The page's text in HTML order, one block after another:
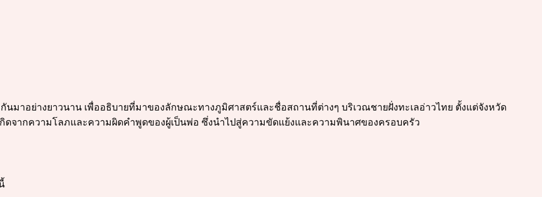
กันมาอย่างยาวนาน เพื่ออธิบายที่มาของลักษณะทางภูมิศาสตร์และชื่อสถานที่ต่างๆ บริเวณชายฝั่งทะเลอ่าวไทย ตั้งแต่จังหวัด
ดจากความโลภและความผิดคำพูดของผู้เป็นพ่อ ซึ่งนำไปสู่ความขัดแย้งและความพินาศของครอบครัว